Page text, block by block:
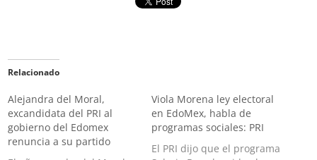
Relacionado
Alejandra del Moral,
excandidata del PRI al
gobierno del Edomex
renuncia a su partido
Viola Morena ley electoral
en EdoMex, habla de
programas sociales: PRI
El PRI dijo que el programa